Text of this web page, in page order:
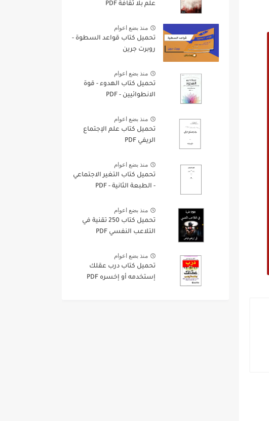
علم بلا ثقافة PDF
منذ بضع اعوام
تحميل كتاب قواعد السطوة -
روبرت جرين
منذ بضع اعوام
تحميل كتاب الهدوء - قوة
الانطوائيين - PDF
منذ بضع اعوام
تحميل كتاب علم الإجتماع
الريفي PDF
منذ بضع اعوام
تحميل كتاب التغير الاجتماعي
- الطبعة الثانية - PDF
منذ بضع اعوام
تحميل كتاب 250 تقنية في
التلاعب النفسي PDF
منذ بضع اعوام
تحميل كتاب درب عقلك
إستخدمه أو إخسره PDF